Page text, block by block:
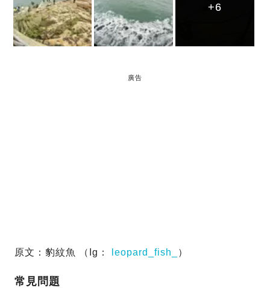
+6
+6
+6
廣告
原文：豹紋魚 （Ig： leopard_fish_ ）
常見問題